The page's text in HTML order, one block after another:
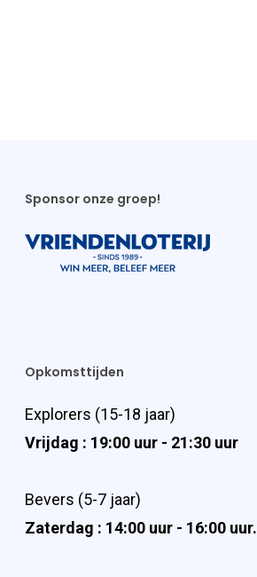
Sponsor onze groep!
Opkomsttijden
Explorers (15-18 jaar)
Vrijdag : 19:00 uur - 21:30 uur
Bevers (5-7 jaar)
Zaterdag : 14:00 uur - 16:00 uur.